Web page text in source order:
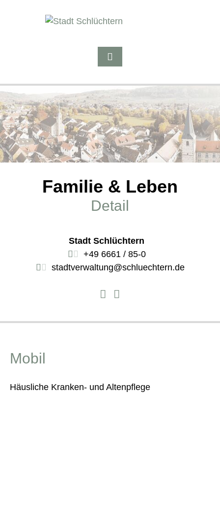
Familie & Leben
Detail
Stadt Schlüchtern
+49 6661 / 85-0
stadtverwaltung@schluechtern.de
Mobil
Häusliche Kranken- und Altenpflege